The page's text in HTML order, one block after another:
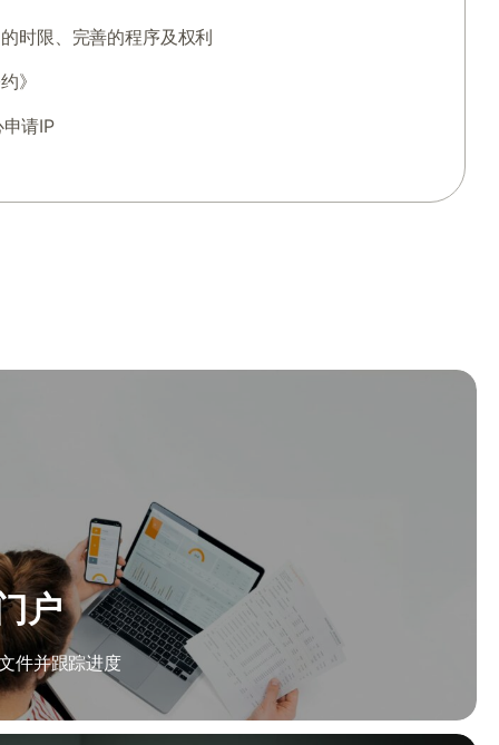
时限、完善的程序及权利
》
请IP
户
件并跟踪进度